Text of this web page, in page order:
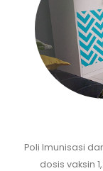
Poli Imunisasi
dosis vaksin